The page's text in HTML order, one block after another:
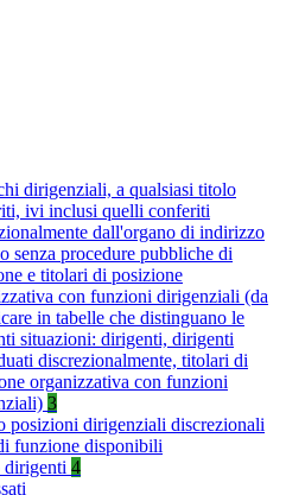
dirigenziali, a qualsiasi titolo
ivi inclusi quelli conferiti
dall'organo di indirizzo
senza procedure pubbliche di
e titolari di posizione
con funzioni dirigenziali (da
in tabelle che distinguano le
situazioni: dirigenti, dirigenti
discrezionalmente, titolari di
organizzativa con funzioni
3
posizioni dirigenziali discrezionali
funzione disponibili
dirigenti 4